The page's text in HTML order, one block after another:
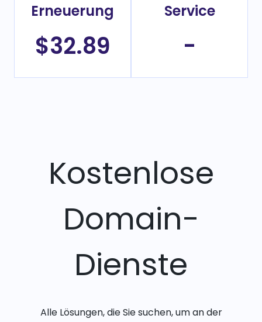
Erneuerung
$32.89
Service
-
Kostenlose
Domain-
Dienste
Alle Lösungen, die Sie suchen, um an der